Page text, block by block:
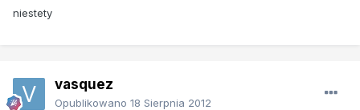
niestety
vasquez
Opublikowano 18 Sierpnia 2012